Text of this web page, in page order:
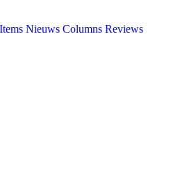
Nieuws Columns Reviews